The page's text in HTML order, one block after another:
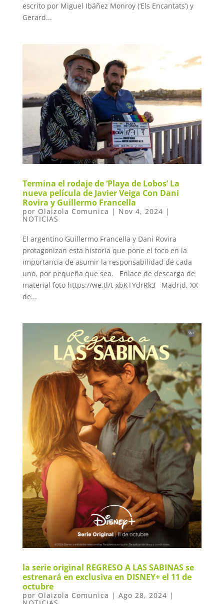
escrito por Miguel Ibáñez Monroy (‘Els Encantats’) y
Gerard...
Termina el rodaje de ‘Playa de Lobos’ La
nueva película de Javier Veiga Con Dani
Rovira y Guillermo Francella
por Olaizola Comunica | Nov 4, 2024 |
NOTICIAS
El argentino Guillermo Francella y Dani Rovira
protagonizan esta historia que pone el foco en la
importancia de asumir la responsabilidad de cada
uno, por pequeña que sea. Enlace de descarga de
material foto https://we.tl/t-xbKTYdrRk3 Madrid, XX
de...
la serie original REGRESO A LAS SABINAS se
estrenará en exclusiva en DISNEY+ el 11 de
octubre
por Olaizola Comunica | Ago 28, 2024 |